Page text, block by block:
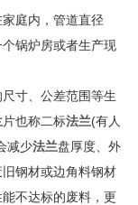
庭内，管道直径
锅炉房或者生产现
寸、公差范围等生
片也称二标法兰(有人
减少法兰盘厚度、外
钢材或边角料钢材
不达标的废料，更